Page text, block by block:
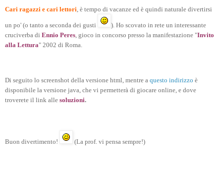
Cari ragazzi e cari lettori , è tempo di vacanze ed è quindi naturale divertirsi
un po' (o tanto a seconda dei gusti
). Ho scovato in rete un interessante
cruciverba di Ennio Peres , gioco in concorso presso la manifestazione "Invito
alla Lettura" 2002 di Roma.
Di seguito lo screenshot della versione html, mentre a questo indirizzo è
disponibile la versione java, che vi permetterà di giocare online, e dove
troverete il link alle soluzioni.
Buon divertimento! (La prof. vi pensa sempre!)